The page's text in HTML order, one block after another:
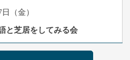
日（金）
と芝居をしてみる会
団治郎／桂弥太郎／桂米舞／是